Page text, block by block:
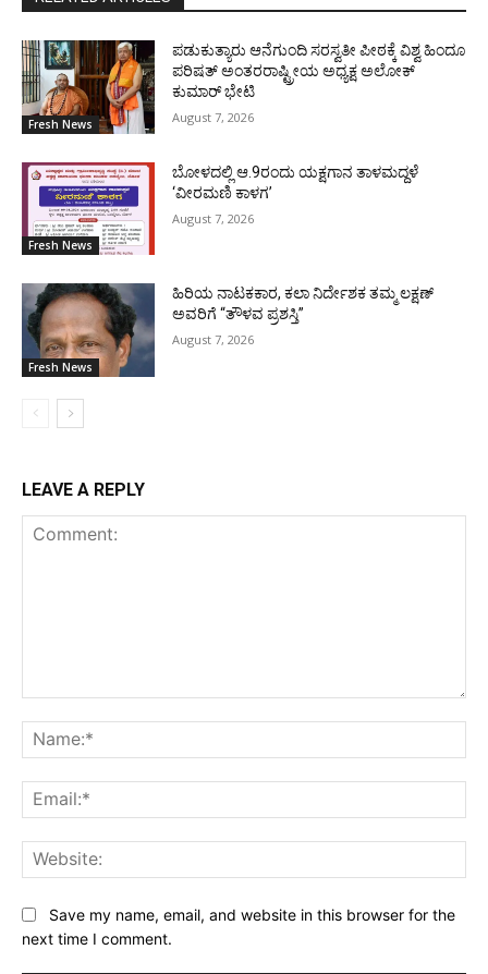
Fresh News
ಪಡುಕುತ್ಯಾರು ಆನೆಗುಂದಿ ಸರಸ್ವತೀ ಪೀಠಕ್ಕೆ ವಿಶ್ವ ಹಿಂದೂ
ಪರಿಷತ್ ಅಂತರರಾಷ್ಟ್ರೀಯ ಅಧ್ಯಕ್ಷ ಅಲೋಕ್
ಕುಮಾರ್ ಭೇಟಿ
August 7, 2026
Fresh News
ಬೋಳದಲ್ಲಿ ಆ.9ರಂದು ಯಕ್ಷಗಾನ ತಾಳಮದ್ದಳೆ
‘ವೀರಮಣಿ ಕಾಳಗ’
August 7, 2026
Fresh News
ಹಿರಿಯ ನಾಟಕಕಾರ, ಕಲಾ ನಿರ್ದೇಶಕ ತಮ್ಮ ಲಕ್ಷಣ್
ಅವರಿಗೆ “ತೌಳವ ಪ್ರಶಸ್ತಿ”
August 7, 2026
LEAVE A REPLY
Save my name, email, and website in this browser for the
next time I comment.